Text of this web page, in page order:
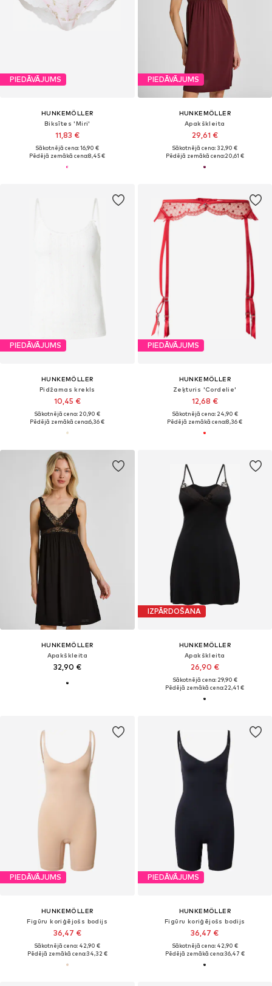
PIEDĀVĀJUMS
HUNKEMÖLLER
Biksītes 'Miri'
11,83 €
Sākotnējā cena: 16,90 €
Pēdējā zemākā cena:8,45 €
PIEDĀVĀJUMS
HUNKEMÖLLER
Apakškleita
29,61 €
Sākotnējā cena: 32,90 €
Pēdējā zemākā cena:20,61 €
PIEDĀVĀJUMS
HUNKEMÖLLER
Pidžamas krekls
10,45 €
Sākotnējā cena: 20,90 €
Pēdējā zemākā cena:6,36 €
PIEDĀVĀJUMS
HUNKEMÖLLER
Zeķturis 'Cordelie'
12,68 €
Sākotnējā cena: 24,90 €
Pēdējā zemākā cena:8,36 €
HUNKEMÖLLER
Apakškleita
32,90 €
IZPĀRDOŠANA
HUNKEMÖLLER
Apakškleita
26,90 €
Sākotnējā cena: 29,90 €
Pēdējā zemākā cena:22,41 €
PIEDĀVĀJUMS
HUNKEMÖLLER
Figūru koriģējošs bodijs
36,47 €
Sākotnējā cena: 42,90 €
Pēdējā zemākā cena:34,32 €
PIEDĀVĀJUMS
HUNKEMÖLLER
Figūru koriģējošs bodijs
36,47 €
Sākotnējā cena: 42,90 €
Pēdējā zemākā cena:36,47 €